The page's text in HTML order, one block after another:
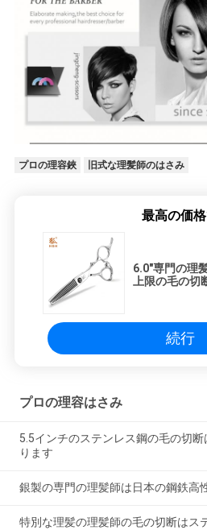
プロの理容鋏 旧式な理髪師のはさみ
最高の価
6.0"専門の理
上限の毛の切
続行
プロの理容はさみ
5.5インチのステンレス鋼の毛の切
ります
銀製の専門の理髪師は日本の鋼鉄高
特別な理髪の理髪師の毛の切断はス